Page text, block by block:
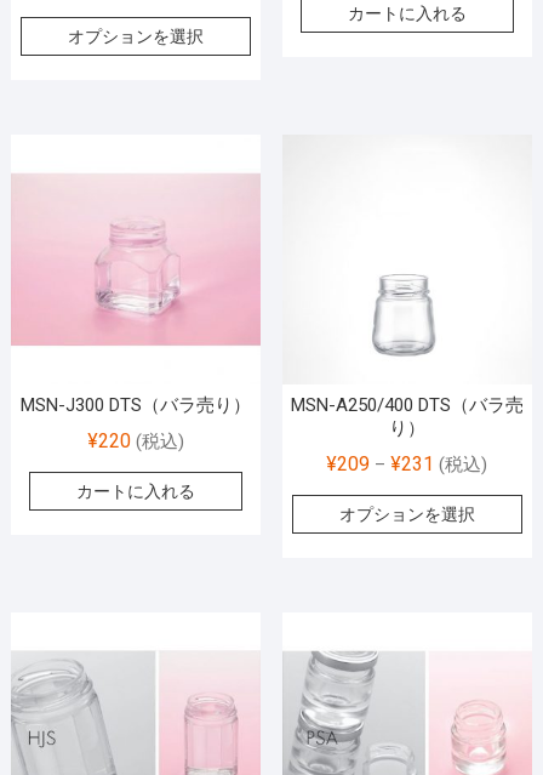
オプションを選択
カートに入れる
MSN-J300 DTS（バラ売り）
¥220 (税込)
カートに入れる
MSN-A250/400 DTS（バラ売
り）
¥209 –¥231 (税込)
オプションを選択